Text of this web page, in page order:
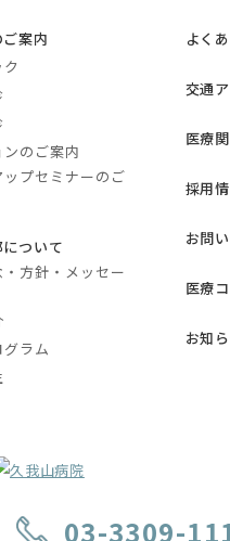
案内
のご案内
ップセミナーのご
ついて
方針・メッセー
ラム
よく
交通
医療
採用
お問
医療
お知
03-3309-